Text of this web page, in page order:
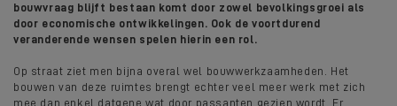
bouwvraag blijft bestaan komt door zowel bevolkingsgroei als
door economische ontwikkelingen. Ook de voortdurend
veranderende wensen spelen hierin een rol.
Op straat ziet men bijna overal wel bouwwerkzaamheden. Het
bouwen van deze ruimtes brengt echter veel meer werk met zich
mee dan enkel datgene wat door passanten gezien wordt. Er